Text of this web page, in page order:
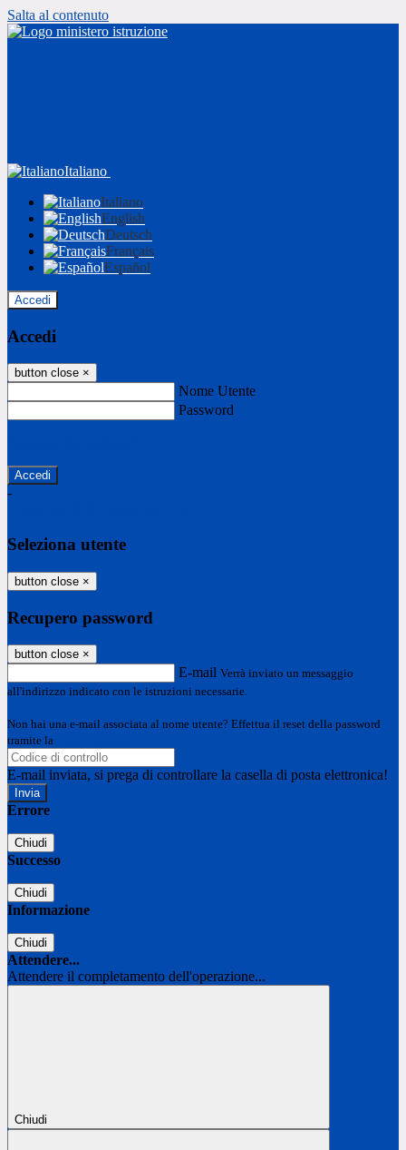
Salta al contenuto
Italiano
Italiano
English
Deutsch
Français
Español
Accedi
Accedi
button close ×
Nome Utente
Password
-
Seleziona utente
button close ×
Recupero password
button close ×
E-mail Verrà inviato un messaggio
all'indirizzo indicato con le istruzioni necessarie.
Non hai una e-mail associata al nome utente? Effettua il reset della password
tramite la
E-mail inviata, si prega di controllare la casella di posta elettronica!
Errore
Chiudi
Successo
Chiudi
Informazione
Chiudi
Attendere...
Attendere il completamento dell'operazione...
Chiudi